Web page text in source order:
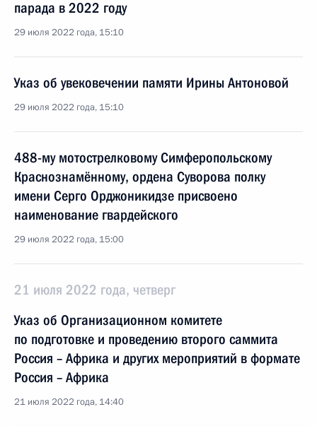
парада в 2022 году
29 июля 2022 года, 15:10
Указ об увековечении памяти Ирины Антоновой
29 июля 2022 года, 15:10
488-му мотострелковому Симферопольскому
Краснознамённому, ордена Суворова полку
имени Серго Орджоникидзе присвоено
наименование гвардейского
29 июля 2022 года, 15:00
21 июля 2022 года, четверг
Указ об Организационном комитете
по подготовке и проведению второго саммита
Россия – Африка и других мероприятий в формате
Россия – Африка
21 июля 2022 года, 14:40